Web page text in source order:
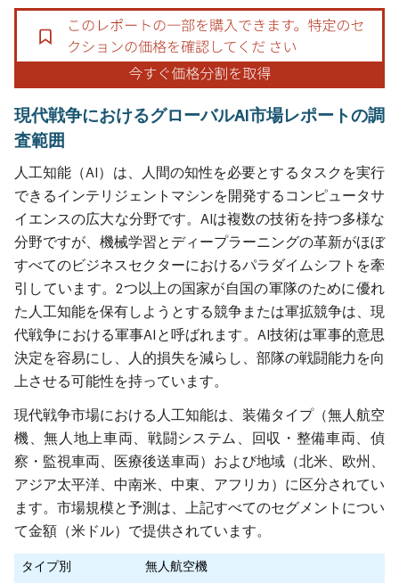
現代戦争におけるグローバルAI市場レポートの調
査範囲
人工知能（AI）は、人間の知性を必要とするタスクを実行
できるインテリジェントマシンを開発するコンピュータサ
イエンスの広大な分野です。AIは複数の技術を持つ多様な
分野ですが、機械学習とディープラーニングの革新がほぼ
すべてのビジネスセクターにおけるパラダイムシフトを牽
引しています。2つ以上の国家が自国の軍隊のために優れ
た人工知能を保有しようとする競争または軍拡競争は、現
代戦争における軍事AIと呼ばれます。AI技術は軍事的意思
決定を容易にし、人的損失を減らし、部隊の戦闘能力を向
上させる可能性を持っています。
現代戦争市場における人工知能は、装備タイプ（無人航空
機、無人地上車両、戦闘システム、回収・整備車両、偵
察・監視車両、医療後送車両）および地域（北米、欧州、
アジア太平洋、中南米、中東、アフリカ）に区分されてい
ます。市場規模と予測は、上記すべてのセグメントについ
て金額（米ドル）で提供されています。
タイプ別
無人航空機